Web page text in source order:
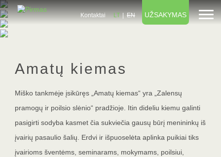
Kontaktai LT EN UŽSAKYMAS
Amatų kiemas
Miško tankmėje įsikūręs „Amatų kiemas“ yra „Zalensų
pramogų ir poilsio slėnio“ pradžioje. Itin dideliu kiemu galinti
pasigirti sodyba kasmet čia sukviečia gausų būrį menininkų iš
įvairių pasaulio šalių. Erdvi ir išpuoselėta aplinka puikiai tiks
įvairioms šventėms, seminarams, mokymams, poilsiui,